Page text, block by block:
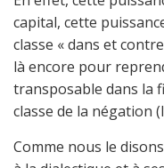
capital, cette
classe « dans et
là encore pour
transposable dans la
classe de la négation
Comme nous le